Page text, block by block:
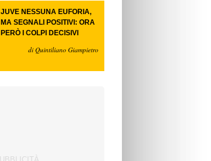
JUVE NESSUNA EUFORIA,
MA SEGNALI POSITIVI: ORA
PERÒ I COLPI DECISIVI
di Quintiliano Giampietro